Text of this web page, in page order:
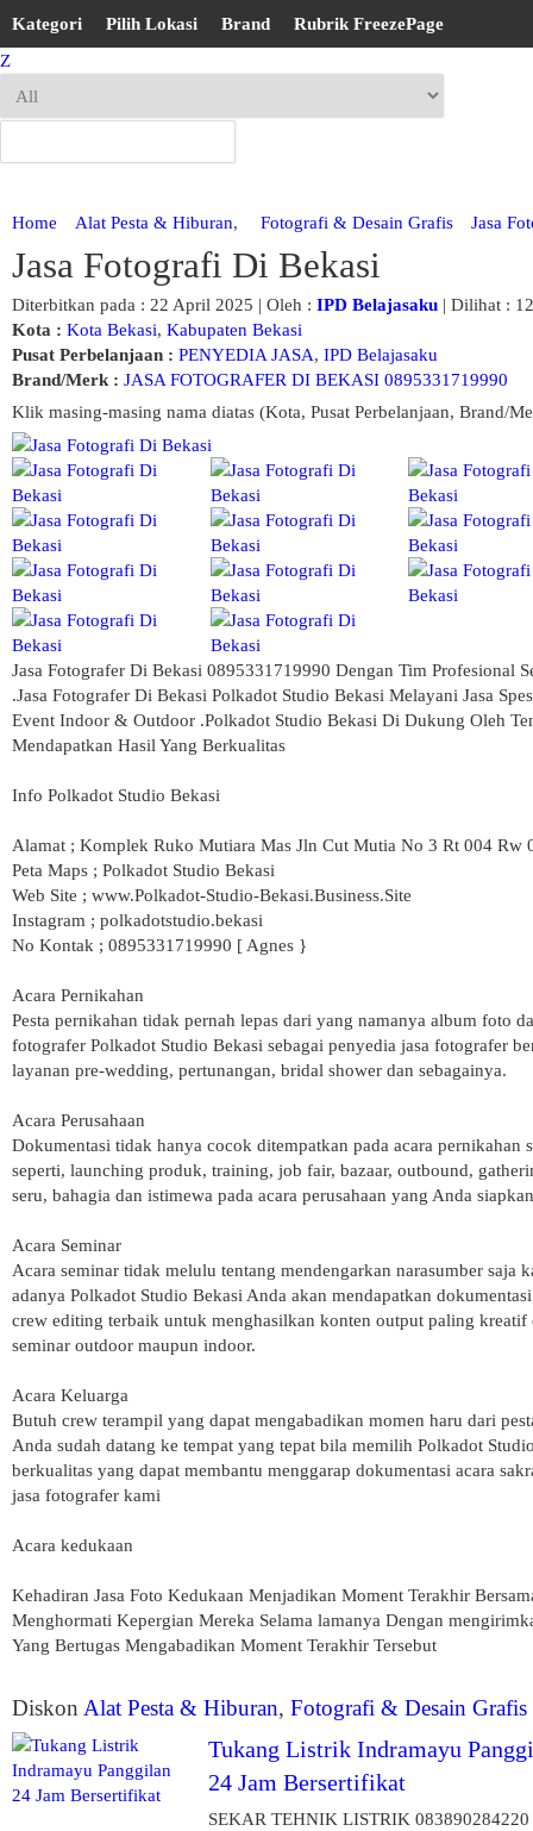
Kategori Pilih Lokasi Brand
Rubrik FreezePage
Z
Home Alat Pesta & Hiburan, Fotografi & Desain Grafis Jasa
Jasa Fotografi Di Bekasi
Diterbitkan pada : 22 April 2025 | Oleh : IPD Belajasaku | Dilihat :
Kota : Kota Bekasi, Kabupaten Bekasi
Pusat Perbelanjaan : PENYEDIA JASA, IPD Belajasaku
Brand/Merk : JASA FOTOGRAFER DI BEKASI 0895331719990
Klik masing-masing nama diatas (Kota, Pusat Perbelanjaan, Brand/
Jasa Fotografer Di Bekasi 0895331719990 Dengan Tim Profesional
.Jasa Fotografer Di Bekasi Polkadot Studio Bekasi Melayani Jasa
Event Indoor & Outdoor .Polkadot Studio Bekasi Di Dukung Oleh
Mendapatkan Hasil Yang Berkualitas
Info Polkadot Studio Bekasi
Alamat ; Komplek Ruko Mutiara Mas Jln Cut Mutia No 3 Rt 004 Rw
Peta Maps ; Polkadot Studio Bekasi
Web Site ; www.Polkadot-Studio-Bekasi.Business.Site
Instagram ; polkadotstudio.bekasi
No Kontak ; 0895331719990 [ Agnes }
Acara Pernikahan
Pesta pernikahan tidak pernah lepas dari yang namanya album foto
fotografer Polkadot Studio Bekasi sebagai penyedia jasa fotografer
layanan pre-wedding, pertunangan, bridal shower dan sebagainya.
Acara Perusahaan
Dokumentasi tidak hanya cocok ditempatkan pada acara
seperti, launching produk, training, job fair, bazaar, outbound,
seru, bahagia dan istimewa pada acara perusahaan yang Anda
Acara Seminar
Acara seminar tidak melulu tentang mendengarkan narasumber saja
adanya Polkadot Studio Bekasi Anda akan mendapatkan
crew editing terbaik untuk menghasilkan konten output paling
seminar outdoor maupun indoor.
Acara Keluarga
Butuh crew terampil yang dapat mengabadikan momen haru dari
Anda sudah datang ke tempat yang tepat bila memilih Polkadot
berkualitas yang dapat membantu menggarap dokumentasi acara
jasa fotografer kami
Acara kedukaan
Kehadiran Jasa Foto Kedukaan Menjadikan Moment Terakhir
Menghormati Kepergian Mereka Selama lamanya Dengan
Yang Bertugas Mengabadikan Moment Terakhir Tersebut
Diskon Alat Pesta & Hiburan, Fotografi & Desain Grafis
Tukang Listrik Indramayu
24 Jam Bersertifikat
SEKAR TEHNIK LISTRIK 083890284220